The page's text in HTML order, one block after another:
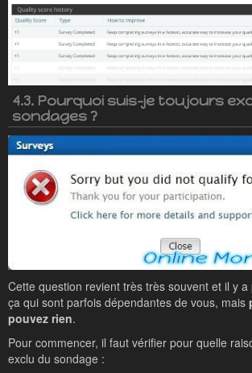
4.3. Pourquoi suis-je toujours
sondages ?
Cette question revient très très souvent et il y
ça qui sont parfois dépendantes de vous, mais
pouvez rien.
Pour commencer, il faut vérifier pour quelle
exclu du sondage :